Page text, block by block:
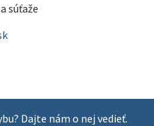
súťaže
Dajte nám o nej vedieť.